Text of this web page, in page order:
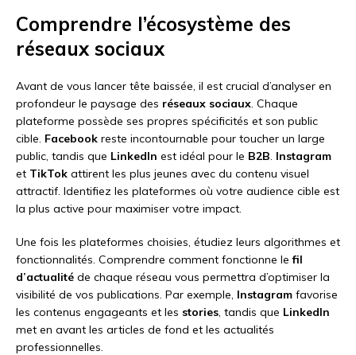
Comprendre l’écosystème des
réseaux sociaux
Avant de vous lancer tête baissée, il est crucial d’analyser en
profondeur le paysage des réseaux sociaux. Chaque
plateforme possède ses propres spécificités et son public
cible. Facebook reste incontournable pour toucher un large
public, tandis que LinkedIn est idéal pour le B2B. Instagram
et TikTok attirent les plus jeunes avec du contenu visuel
attractif. Identifiez les plateformes où votre audience cible est
la plus active pour maximiser votre impact.
Une fois les plateformes choisies, étudiez leurs algorithmes et
fonctionnalités. Comprendre comment fonctionne lefil
d’actualité de chaque réseau vous permettra d’optimiser la
visibilité de vos publications. Par exemple, Instagram favorise
les contenus engageants et les stories, tandis que LinkedIn
met en avant les articles de fond et les actualités
professionnelles.